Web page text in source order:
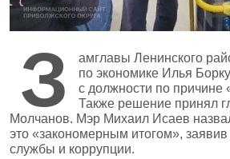
З
амглавы Ленинского
по экономике Илья
с должности по причине
Также решение принял
Молчанов. Мэр Михаил Исаев
это «закономерным итогом»,
службы и коррупции.